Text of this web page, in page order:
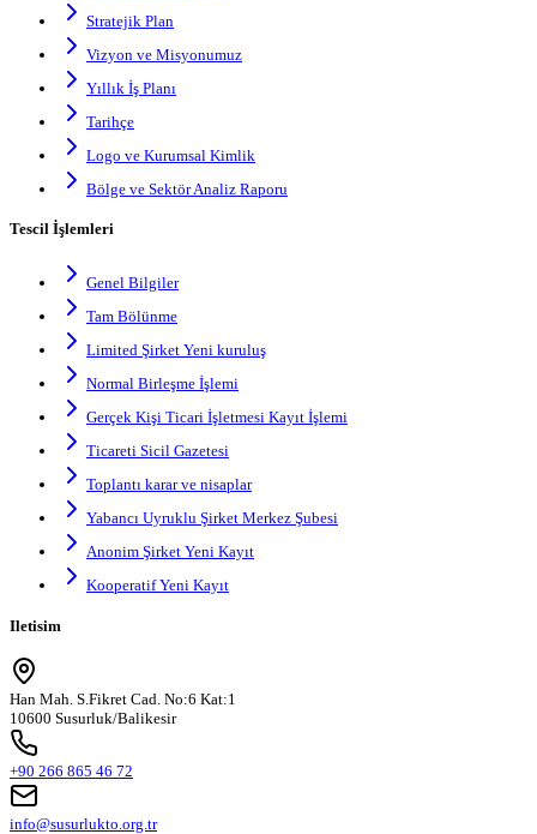
Stratejik Plan
Vizyon ve Misyonumuz
Yıllık İş Planı
Tarihçe
Logo ve Kurumsal Kimlik
Bölge ve Sektör Analiz Raporu
Tescil İşlemleri
Genel Bilgiler
Tam Bölünme
Limited Şirket Yeni kuruluş
Normal Birleşme İşlemi
Gerçek Kişi Ticari İşletmesi Kayıt İşlemi
Ticareti Sicil Gazetesi
Toplantı karar ve nisaplar
Yabancı Uyruklu Şirket Merkez Şubesi
Anonim Şirket Yeni Kayıt
Kooperatif Yeni Kayıt
Iletisim
Han Mah. S.Fikret Cad. No:6 Kat:1
10600 Susurluk/Balikesir
+90 266 865 46 72
info@susurlukto.org.tr